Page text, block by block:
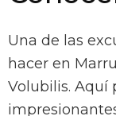
Una de las
hacer en
Volubilis. Aquí